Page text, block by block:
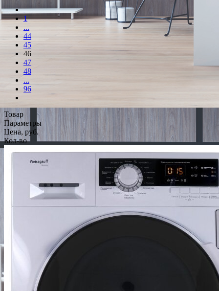
1
...
44
45
46
47
48
...
96
Товар
Параметры
Цена, руб.
Кол-во